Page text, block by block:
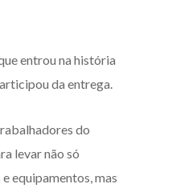
entrou na história
da entrega.
do
levar não só
equipamentos, mas